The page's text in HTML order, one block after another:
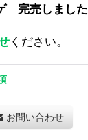
完売しました
ください。
お問い合わせ